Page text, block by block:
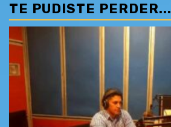
TE PUDISTE PERDER...